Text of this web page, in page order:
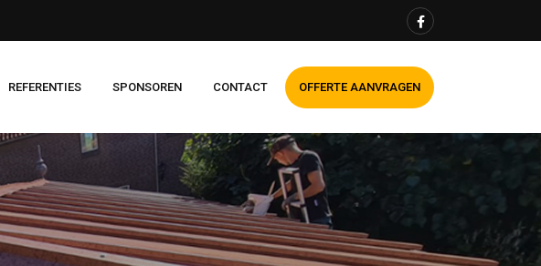
REFERENTIES SPONSOREN CONTACT OFFERTE AANVRAGEN